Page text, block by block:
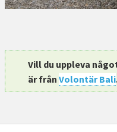
Vill du uppleva
är frånVolontär Bali